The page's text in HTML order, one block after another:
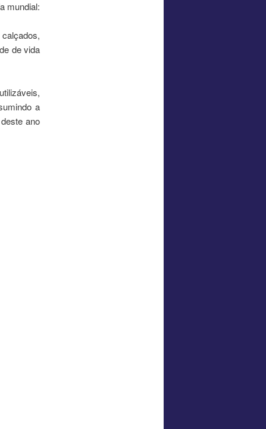
mundial:
de vida
a
ano